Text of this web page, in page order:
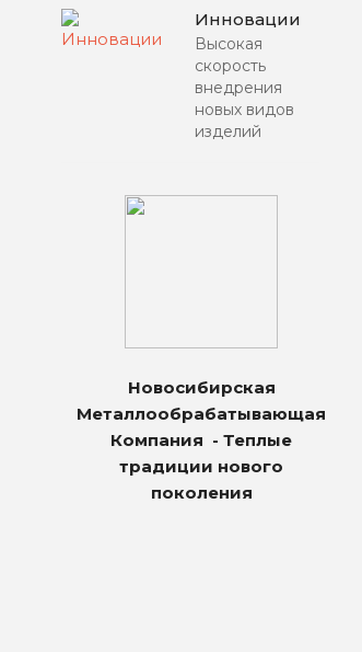
Инновации
Высокая
скорость
внедрения
новых видов
изделий
Новосибирская
Металлообрабатывающая
Компания - Теплые
традиции нового
поколения